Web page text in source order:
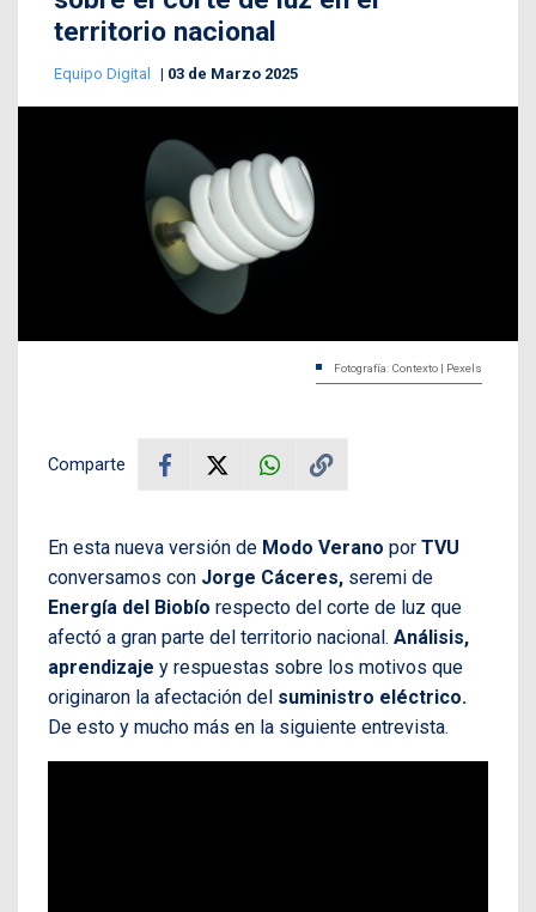
territorio nacional
Equipo Digital 03 de Marzo 2025
Fotografía: Contexto | Pexels
Comparte
En esta nueva versión de Modo Verano por TVU
conversamos con Jorge Cáceres, seremi de
Energía del Biobío respecto del corte de luz que
afectó a gran parte del territorio nacional. Análisis,
aprendizaje y respuestas sobre los motivos que
originaron la afectación del suministro eléctrico.
De esto y mucho más en la siguiente entrevista.